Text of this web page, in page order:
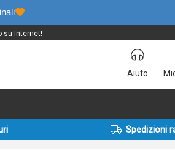
su Internet!
Aiuto
Spedizioni